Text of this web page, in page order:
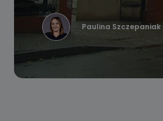
Paulina Szczepaniak